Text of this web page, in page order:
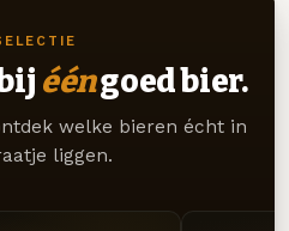
ééngoed bier.
welke bieren écht in
liggen.